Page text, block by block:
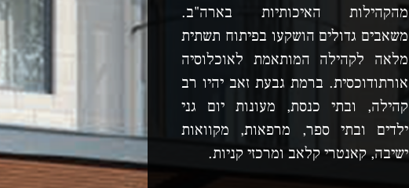
מהקהילות האיכותיות בארה"ב.
משאבים גדולים הושקעו בפיתוח תשתית
מלאה לקהילה המותאמת לאוכלוסיה
אורתודוכסית. ברמת גבעת זאב יהיו רב
קהילה, ובתי כנסת, מעונות יום גני
ילדים ובתי ספר, מרפאות, מקוואות
ישיבה, קאנטרי קלאב ומרכזי קניות.